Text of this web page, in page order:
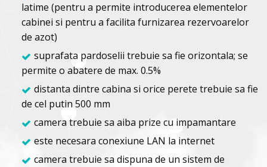
latime (pentru a permite introducerea elementelor
cabinei si pentru a facilita furnizarea rezervoarelor
de azot)
suprafata pardoselii trebuie sa fie orizontala; se
permite o abatere de max. 0.5%
distanta dintre cabina si orice perete trebuie sa fie
de cel putin 500 mm
camera trebuie sa aiba prize cu impamantare
este necesara conexiune LAN la internet
camera trebuie sa dispuna de un sistem de